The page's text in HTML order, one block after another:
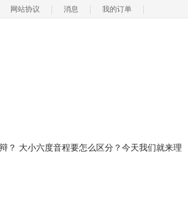
网站协议 消息 我的订单
？ 大小六度音程要怎么区分？今天我们就来理